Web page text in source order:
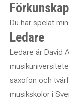
Du har spelat
Ledare
Ledare är David
saxofon och
musikskolor i